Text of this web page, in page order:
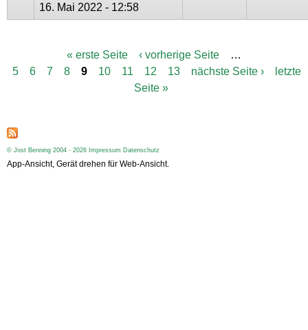
16. Mai 2022 - 12:58
« erste Seite ‹ vorherige Seite
…
5
6 7 8 9 10 11 12 13 nächste Seite ›
letzte
Seite »
© Jost Benning 2004 - 2026 Impressum Datenschutz
App-Ansicht, Gerät drehen für Web-Ansicht.